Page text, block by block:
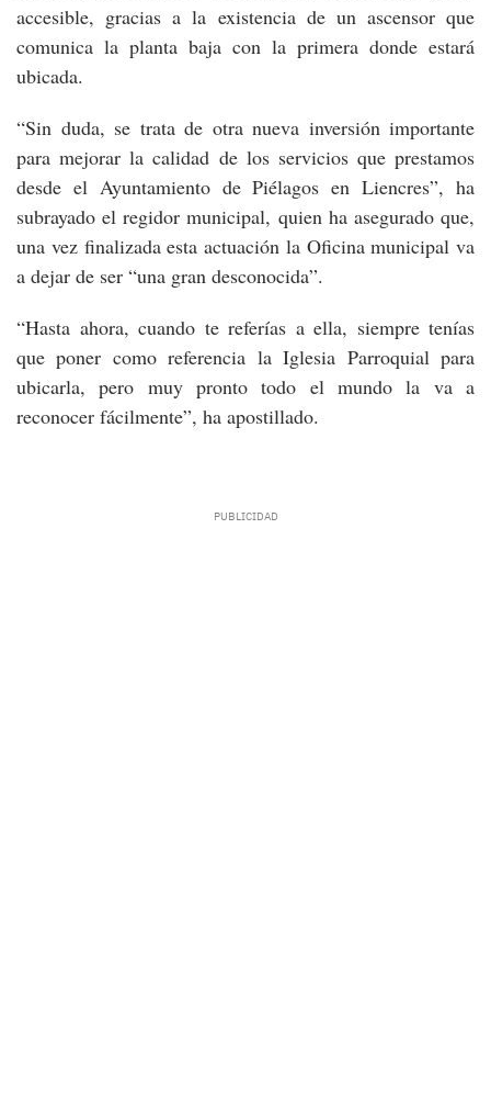
accesible, gracias a la existencia de un ascensor que
comunica la planta baja con la primera donde estará
ubicada.
“Sin duda, se trata de otra nueva inversión importante
para mejorar la calidad de los servicios que prestamos
desde el Ayuntamiento de Piélagos en Liencres”, ha
subrayado el regidor municipal, quien ha asegurado que,
una vez finalizada esta actuación la Oficina municipal va
a dejar de ser “una gran desconocida”.
“Hasta ahora, cuando te referías a ella, siempre tenías
que poner como referencia la Iglesia Parroquial para
ubicarla, pero muy pronto todo el mundo la va a
reconocer fácilmente”, ha apostillado.